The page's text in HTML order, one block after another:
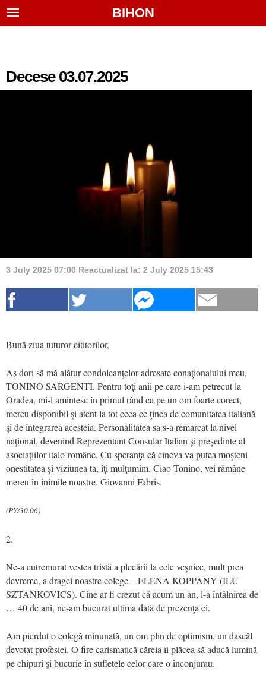
BIHON
Decese 03.07.2025
3 July 2025 07:00 Reactualizat la: 2 July 2025 15:43
Bună ziua tuturor cititorilor,
Aș dori să mă alătur condoleanţelor adresate conaţionalului meu,
TONINO SARGENTI. Pentru toţi anii pe care i-am petrecut la
Oradea, mi-l amintesc în primul rând ca pe un om foarte corect,
mereu disponibil şi atent la tot ceea ce ţinea de comunitatea italiană
şi de integrarea acesteia. Personalitatea sa s-a remarcat la nivel
naţional, devenind Reprezentant Consular Italian şi preşedinte al
asociaţiilor italo-române. Cu speranţa că cineva va putea moşteni
onestitatea şi viziunea ta, îţi mulţumim. Ciao Tonino, vei rămâne
mereu în inimile noastre. Giovanni Fabris.
(PY/30.06)
2.
Ne-a cutremurat vestea tristă a plecării la cele veşnice, mult prea
devreme, a dragei noastre colege – ELENA KOPPANY (ILU
SZTANKOVICS). Cine ar fi crezut că acum un an, l-a întâlnirea de
… 40 de ani, ne-am bucurat ultima dată de prezenţa ei.
Am pierdut o colegă minunată, un om plin de optimism, un dascăl
devotat profesiei. O fire carismatică căreia îi plăcea să aducă lumină
pe chipuri şi bucurie în sufletele celor care o înconjurau.